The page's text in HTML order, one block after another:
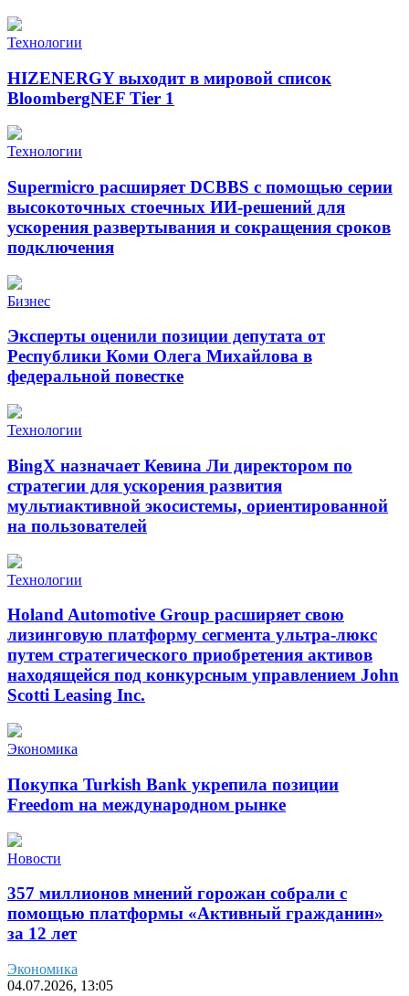
Технологии
HIZENERGY выходит в мировой список
BloombergNEF Tier 1
Технологии
Supermicro расширяет DCBBS с помощью серии
высокоточных стоечных ИИ-решений для
ускорения развертывания и сокращения сроков
подключения
Бизнес
Эксперты оценили позиции депутата от
Республики Коми Олега Михайлова в
федеральной повестке
Технологии
BingX назначает Кевина Ли директором по
стратегии для ускорения развития
мультиактивной экосистемы, ориентированной
на пользователей
Технологии
Holand Automotive Group расширяет свою
лизинговую платформу сегмента ультра-люкс
путем стратегического приобретения активов
находящейся под конкурсным управлением John
Scotti Leasing Inc.
Экономика
Покупка Turkish Bank укрепила позиции
Freedom на международном рынке
Новости
357 миллионов мнений горожан собрали с
помощью платформы «Активный гражданин»
за 12 лет
Экономика
04.07.2026, 13:05